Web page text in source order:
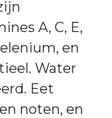
A, C, E,
en
Water
Eet
noten, en